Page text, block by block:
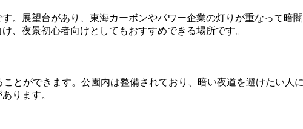
。展望台があり、東海カーボンやパワー企業の灯りが重なって暗
、夜景初心者向けとしてもおすすめできる場所です。
とができます。公園内は整備されており、暗い夜道を避けたい人
ります。